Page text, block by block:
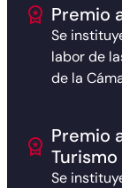
Premio
Se
labor de
de la
Premio
Turismo
Se